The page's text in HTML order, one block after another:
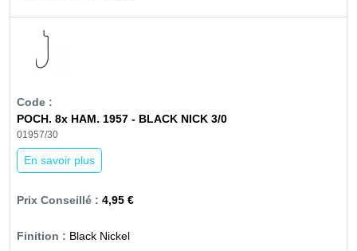
POCH. 8x HAM. 1957 - BLACK NICK 3/0
01957/30
En savoir plus
4,95 €
Black Nickel